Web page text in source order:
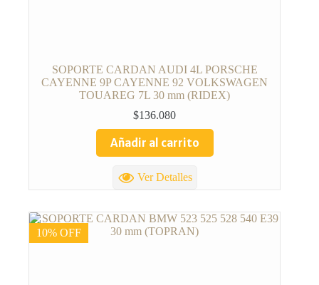
SOPORTE CARDAN AUDI 4L PORSCHE
CAYENNE 9P CAYENNE 92 VOLKSWAGEN
TOUAREG 7L 30 mm (RIDEX)
$136.080
Añadir al carrito
Ver Detalles
10% OFF